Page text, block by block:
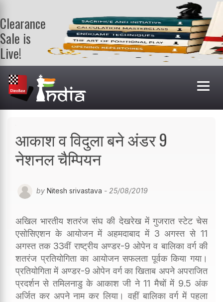
Clearance
Sale is
Live!
Get a FREE
book on
purchasing 2
or more
books. Valid
आकाश व विदुला बने अंडर 9
नेशनल चैम्पियन
by Nitesh srivastava - 25/08/2019
अखिल भारतीय शतरंज संघ की देखरेख में गुजरात स्टेट चेस
एसोसिएशन के आयोजन में अहमदाबाद में 3 अगस्त से 11
अगस्त तक 33वीं राष्ट्रीय अण्डर-9 ओपेन व बालिका वर्ग की
शतरंज प्रतियोगिता का आयोजन सफलता पूर्वक किया गया।
प्रतियोगिता में अण्डर-9 ओपेन वर्ग का खिताब अपने अपराजित
प्रदर्शन से तमिलनाडु के आकाश जी ने 11 मैचों में 9.5 अंक
अर्जित कर अपने नाम कर लिया। वहीं बालिका वर्ग में पहला